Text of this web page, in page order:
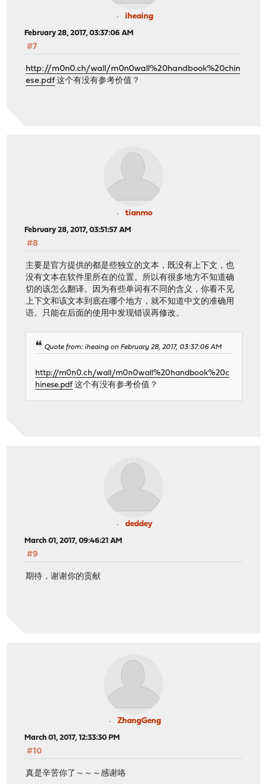
iheaing
February 28, 2017, 03:37:06 AM
#7
http://m0n0.ch/wall/m0n0wall%20handbook%20chin
ese.pdf 这个有没有参考价值？
tianmo
February 28, 2017, 03:51:57 AM
#8
主要是官方提供的都是些独立的文本，既没有上下文，也
没有文本在软件里所在的位置。所以有很多地方不知道确
切的该怎么翻译。因为有些单词有不同的含义，你看不见
上下文和该文本到底在哪个地方，就不知道中文的准确用
语。只能在后面的使用中发现错误再修改。
Quote from: iheaing on February 28, 2017, 03:37:06 AM
http://m0n0.ch/wall/m0n0wall%20handbook%20c
hinese.pdf 这个有没有参考价值？
deddey
March 01, 2017, 09:46:21 AM
#9
期待，谢谢你的贡献
ZhangGeng
March 01, 2017, 12:33:30 PM
#10
真是辛苦你了～～～感谢咯